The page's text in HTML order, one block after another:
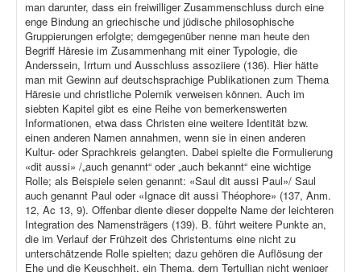
man darunter, dass ein freiwilliger Zusammenschluss durch eine
enge Bindung an griechische und jüdische philosophische
Gruppierungen erfolgte; demgegenüber nenne man heute den
Begriff Häresie im Zusammenhang mit einer Typologie, die
Anderssein, Irrtum und Ausschluss assoziiere (136). Hier hätte
man mit Gewinn auf deutschsprachige Publikationen zum Thema
Häresie und christliche Polemik verweisen können. Auch im
siebten Kapitel gibt es eine Reihe von bemerkenswerten
Informationen, etwa dass Christen eine weitere Identität bzw.
einen anderen Namen annahmen, wenn sie in einen anderen
Kultur- oder Sprachkreis gelangten. Dabei spielte die Formulierung
«dit aussi» /„auch genannt“ oder „auch bekannt“ eine wichtige
Rolle; als Beispiele seien genannt: «Saul dit aussi Paul»/ Saul
auch genannt Paul oder «Ignace dit aussi Théophore» (137, Anm.
12, Ac 13, 9). Offenbar diente dieser doppelte Name der leichteren
Integration des Namensträgers (139). B. führt weitere Punkte an,
die im Verlauf der Frühzeit des Christentums eine nicht zu
unterschätzende Rolle spielten; dazu gehören die Auflösung der
Ehe und die Keuschheit, ein Thema, dem Tertullian nicht weniger